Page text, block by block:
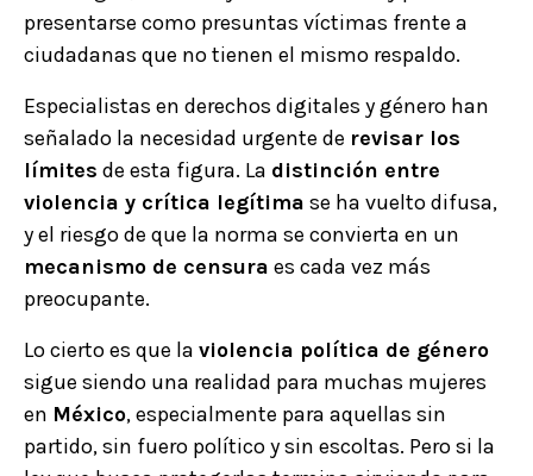
presentarse como presuntas víctimas frente a
ciudadanas que no tienen el mismo respaldo.
Especialistas en derechos digitales y género han
señalado la necesidad urgente de revisar los
límites de esta figura. La distinción entre
violencia y crítica legítima se ha vuelto difusa,
y el riesgo de que la norma se convierta en un
mecanismo de censura es cada vez más
preocupante.
Lo cierto es que la violencia política de género
sigue siendo una realidad para muchas mujeres
en México, especialmente para aquellas sin
partido, sin fuero político y sin escoltas. Pero si la